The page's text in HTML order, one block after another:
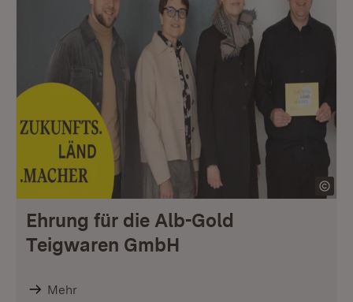
Ehrung für die Alb-Gold
Teigwaren GmbH
Mehr